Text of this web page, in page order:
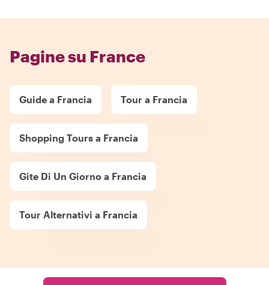
Pagine su France
Guide a Francia Tour a Francia
Shopping Tours a Francia
Gite Di Un Giorno a Francia
Tour Alternativi a Francia